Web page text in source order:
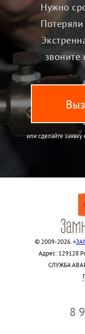
Нужно
звоните
или сделайте
© 2009-2026. «
Адрес: 129128
СЛУЖБА
8